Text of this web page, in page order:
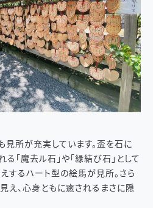
見所が充実しています。盃を石に
る「魔去ル石」や「縁結び石」として
するハート型の絵馬が見所。さら
え、心身ともに癒されるまさに隠